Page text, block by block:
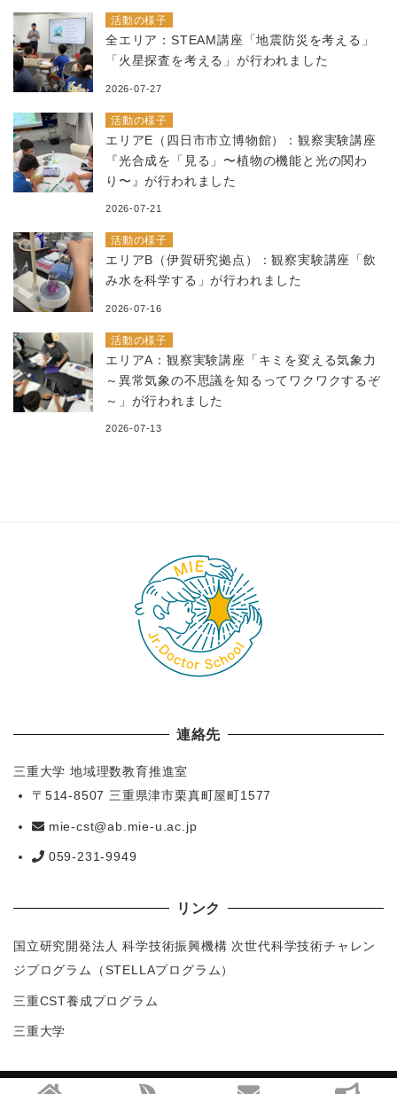
活動の様子
全エリア：STEAM講座「地震防災を考える」
「火星探査を考える」が行われました
2026-07-27
活動の様子
エリアE（四日市市立博物館）：観察実験講座
『光合成を「見る」〜植物の機能と光の関わ
り〜』が行われました
2026-07-21
活動の様子
エリアB（伊賀研究拠点）：観察実験講座「飲
み水を科学する」が行われました
2026-07-16
活動の様子
エリアA：観察実験講座「キミを変える気象力
～異常気象の不思議を知るってワクワクするぞ
～」が行われました
2026-07-13
連絡先
三重大学 地域理数教育推進室
〒514-8507 三重県津市栗真町屋町1577
mie-cst@ab.mie-u.ac.jp
059-231-9949
リンク
国立研究開発法人 科学技術振興機構 次世代科学技術チャレン
ジプログラム（STELLAプログラム）
三重CST養成プログラム
三重大学